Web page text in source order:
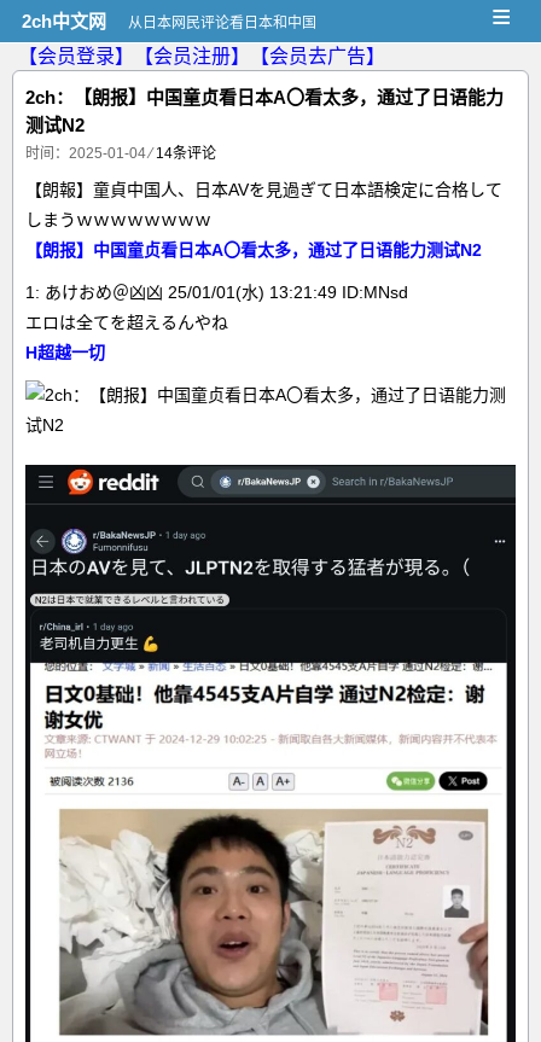
2ch中文网 从日本网民评论看日本和中国 ≡
【会员登录】 【会员注册】
【会员去广告】
2ch：【朗报】中国童贞看日本A〇看太多，通过了日语能力
测试N2
时间：2025-01-04 ⁄14条评论
【朗報】童貞中国人、日本AVを見過ぎて日本語検定に合格して
しまうｗｗｗｗｗｗｗｗ
【朗报】中国童贞看日本A〇看太多，通过了日语能力测试N2
1: あけおめ＠凶凶 25/01/01(水) 13:21:49 ID:MNsd
エロは全てを超えるんやね
H超越一切